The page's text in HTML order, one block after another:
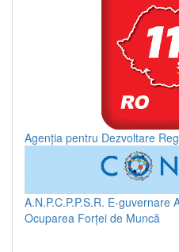
Agenția pentru Dezvoltare
A.N.P.C.P.P.S.R. E-guvernare
Ocuparea Forței de Muncă